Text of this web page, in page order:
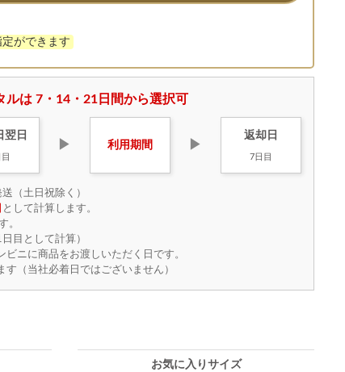
ができます
ルは 7・14・21日間から選択可
翌日
▶ 利用期間 ▶
返却日
7日目
（土日祝除く）
として計算します。
。
目として計算）
ニに商品をお渡しいただく日です。
（当社必着日ではございません）
お気に入りサイズ